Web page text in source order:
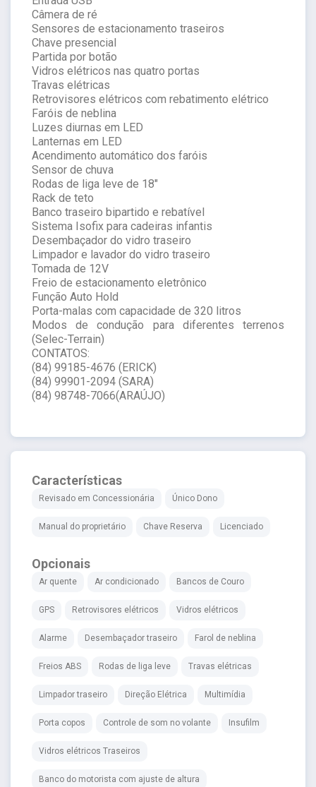
Câmera de ré
Sensores de estacionamento traseiros
Chave presencial
Partida por botão
Vidros elétricos nas quatro portas
Travas elétricas
Retrovisores elétricos com rebatimento elétrico
Faróis de neblina
Luzes diurnas em LED
Lanternas em LED
Acendimento automático dos faróis
Sensor de chuva
Rodas de liga leve de 18"
Rack de teto
Banco traseiro bipartido e rebatível
Sistema Isofix para cadeiras infantis
Desembaçador do vidro traseiro
Limpador e lavador do vidro traseiro
Tomada de 12V
Freio de estacionamento eletrônico
Função Auto Hold
Porta-malas com capacidade de 320 litros
Modos de condução para diferentes terrenos
(Selec-Terrain)
CONTATOS:
(84) 99185-4676 (ERICK)
(84) 99901-2094 (SARA)
(84) 98748-7066(ARAÚJO)
Características
Revisado em Concessionária Único Dono
Manual do proprietário Chave Reserva Licenciado
Opcionais
Ar quente Ar condicionado Bancos de Couro
GPS Retrovisores elétricos Vidros elétricos
Alarme Desembaçador traseiro Farol de neblina
Freios ABS Rodas de liga leve Travas elétricas
Limpador traseiro Direção Elétrica Multimídia
Porta copos Controle de som no volante Insufilm
Vidros elétricos Traseiros
Banco do motorista com ajuste de altura